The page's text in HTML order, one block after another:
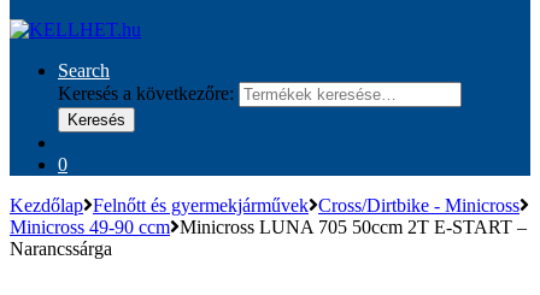
Search
Keresés a következőre:
Keresés
0
Kezdőlap Felnőtt és gyermekjárművek Cross/Dirtbike - Minicross
Minicross 49-90 ccm Minicross LUNA 705 50ccm 2T E-START –
Narancssárga